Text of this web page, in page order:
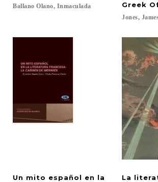
Ballano Olano, Inmaculada
Greek
Jones,
Un mito español en la
La